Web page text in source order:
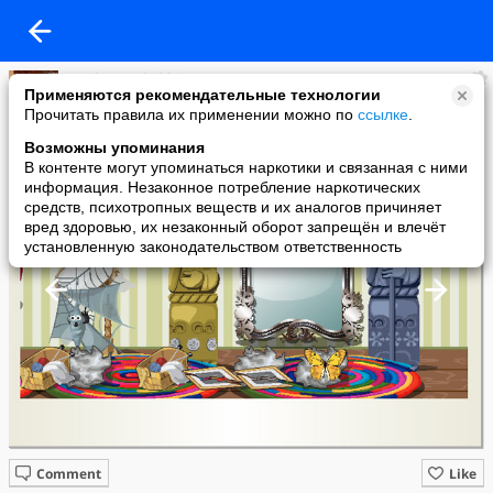
Применяются рекомендательные технологии
Прочитать правила их применении можно по ссылке
Возможны упоминания
В контенте могут упоминаться наркотики и связанная с ними
информация. Незаконное потребление наркотических
средств, психотропных веществ и их аналогов причиняет
вред здоровью, их незаконный оборот запрещён и влечёт
установленную законодательством ответственность
Svetlana Velichkina
added a photo
09 Nov в 09:03
Like
Comment